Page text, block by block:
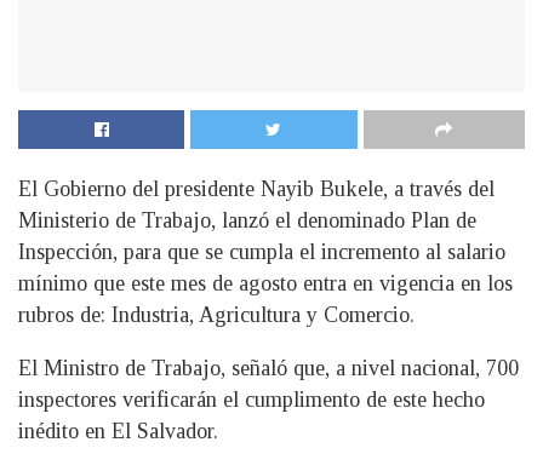
El Gobierno del presidente Nayib Bukele, a través del
Ministerio de Trabajo, lanzó el denominado Plan de
Inspección, para que se cumpla el incremento al salario
mínimo que este mes de agosto entra en vigencia en los
rubros de: Industria, Agricultura y Comercio.
El Ministro de Trabajo, señaló que, a nivel nacional, 700
inspectores verificarán el cumplimento de este hecho
inédito en El Salvador.